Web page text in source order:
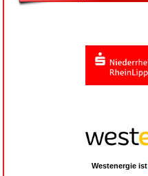
Westenergie ist